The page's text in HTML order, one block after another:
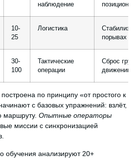
наблюдение
10-
25
Логистика
порывах
30-
100
Тактические
операции
Сброс груза
движении
по принципу «от простого к
с базовых упражнений: взлёт,
маршруту.Опытные операторы
миссии с синхронизацией
обучения анализируют 20+